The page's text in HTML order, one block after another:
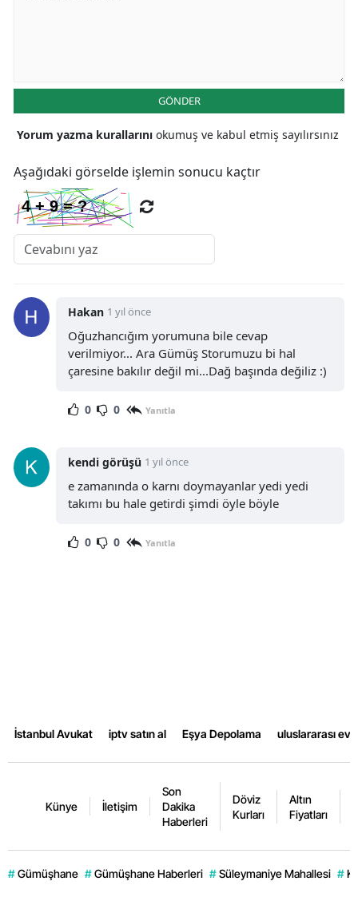
Bartın
Ardahan
Iğdır
Düzce
GÖNDER
Yorum yazma kurallarını okumuş ve kabul etmiş sayılırsınız
Aşağıdaki görselde işlemin sonucu kaçtır
Hakan 1 yıl önce
Oğuzhancığım yorumuna bile cevap
verilmiyor... Ara Gümüş Storumuzu bi hal
çaresine bakılır değil mi...Dağ başında değiliz :)
0 0 Yanıtla
kendi görüşü 1 yıl önce
e zamanında o karnı doymayanlar yedi yedi
takımı bu hale getirdi şimdi öyle böyle
0 0 Yanıtla
İstanbul Avukat iptv satın al Eşya Depolama uluslararası
Künye İletişim
Son
Dakika
Haberleri
Döviz
Kurları
Altın
Fiyatları
# Gümüşhane # Gümüşhane Haberleri # Süleymaniye Mahallesi #